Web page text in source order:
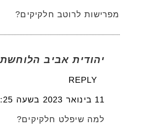
מפרישות לרוטב חלקיקים?
יהודית אביב
REPLY
11 בינואר 2023 בשעה 20:25
למה שיפלט חלקיקים?